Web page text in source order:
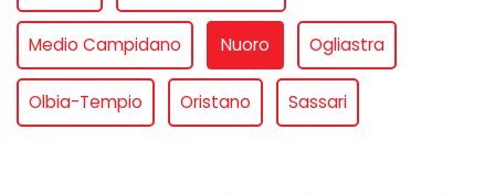
Medio Campidano Nuoro Ogliastra
Olbia-Tempio Oristano Sassari